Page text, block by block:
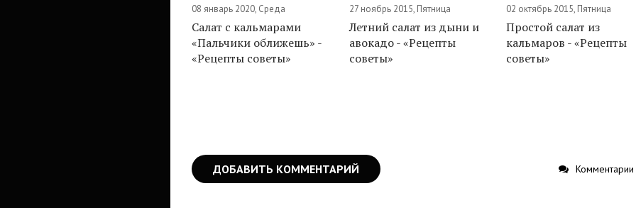
08 январь 2020, Среда
Салат с кальмарами
«Пальчики оближешь» -
«Рецепты советы»
27 ноябрь 2015, Пятница
Летний салат из дыни и
авокадо - «Рецепты
советы»
02 октябрь 2015, Пятница
Простой салат из
кальмаров - «Рецепты
советы»
ДОБАВИТЬ КОММЕНТАРИЙ Комментарии